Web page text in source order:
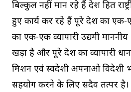
बिल्कुल नहीं मान रहे हैं देश हित
हुए कार्य कर रहे हैं पूरे देश का
का एक-एक व्यापारी उद्यमी माननीय
खड़ा है और पूरे देश का व्यापारी
मिशन एवं स्वदेशी अपनाओ विदेशी
सहयोग करने के लिए सदैव तत्पर है।